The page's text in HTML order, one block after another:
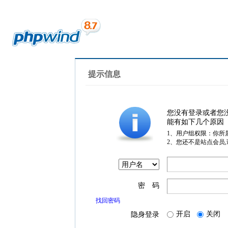
提示信息
您没有登录或者您
能有如下几个原因
1、用户组权限：你所
2、您还不是站点会员
密 码
找回密码
隐身登录 开启 关闭